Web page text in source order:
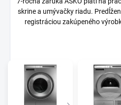
skrine a umývačky riadu.
registráciou zakúpeného